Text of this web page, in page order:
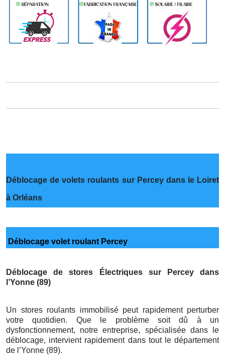
Déblocage de volets roulants sur Percey dans le Loiret
à Orléans
Déblocage volet roulant Percey
Déblocage de stores Électriques sur Percey dans
l’Yonne (89)
Un stores roulants immobilisé peut rapidement perturber
votre quotidien. Que le problème soit dû à un
dysfonctionnement, notre entreprise, spécialisée dans le
déblocage, intervient rapidement dans tout le département
de l’Yonne (89).